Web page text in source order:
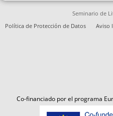
Seminario de
Política de Protección de Datos
Aviso
Co-financiado por el programa